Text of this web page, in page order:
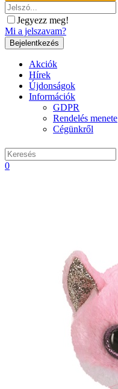
Jegyezz meg!
Mi a jelszavam?
Akciók
Hírek
Újdonságok
Információk
GDPR
Rendelés menete
Cégünkről
0